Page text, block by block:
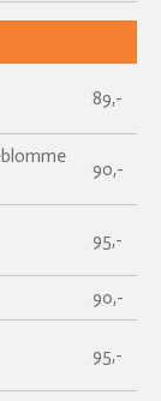
89,-
90,-
95,-
90,-
95,-